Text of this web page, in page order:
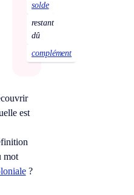
solde
restant
dû
complément
est
mot
?